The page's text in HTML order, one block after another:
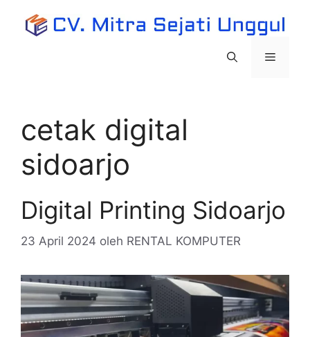
Menu
cetak digital
sidoarjo
Digital Printing Sidoarjo
23 April 2024 oleh RENTAL KOMPUTER